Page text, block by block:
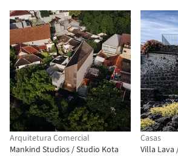
Arquitetura Comercial
Mankind Studios / Studio Kota
Casas
Villa